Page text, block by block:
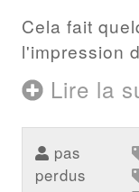
Cela fait
l'impression
Lire la
pas
perdus